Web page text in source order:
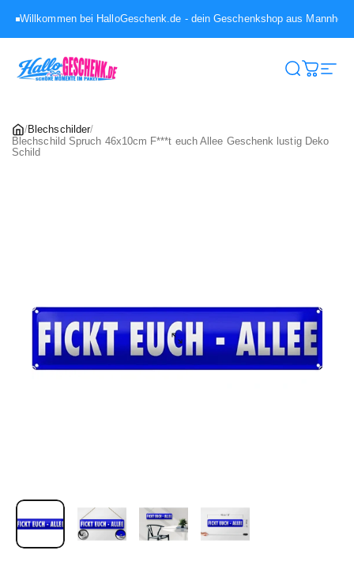
Willkommen bei HalloGeschenk.de - dein Geschenkshop aus Mannheim
HalloGeschenk.de Suche
/ Blechschilder/
Blechschild Spruch 46x10cm F***t euch Allee Geschenk lustig Deko
Schild